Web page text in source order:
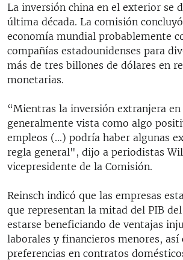
La inversión china en el exterior se
última década. La comisión
economía mundial probablemente
compañías estadounidenses para
más de tres billones de dólares en
monetarias.
“Mientras la inversión extranjera en
generalmente vista como algo
empleos (...) podría haber algunas
regla general", dijo a periodistas
vicepresidente de la Comisión.
Reinsch indicó que las empresas
que representan la mitad del PIB
estarse beneficiando de ventajas
laborales y financieros menores, así
preferencias en contratos